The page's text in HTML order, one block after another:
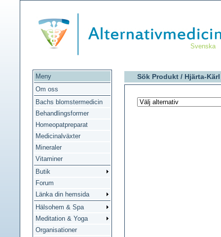
Svenska
Meny
Om oss
Bachs blomstermedicin
Behandlingsformer
Homeopatpreparat
Medicinalväxter
Mineraler
Vitaminer
Butik
Forum
Länka din hemsida
Hälsohem & Spa
Meditation & Yoga
Organisationer
Sök Produkt / Hjärta-Kärl